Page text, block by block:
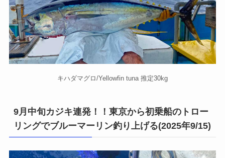
キハダマグロ/Yellowfin tuna 推定30kg
9月中旬カジキ連発！！東京から初乗船のトロー
リングでブルーマーリン釣り上げる(2025年9/15)